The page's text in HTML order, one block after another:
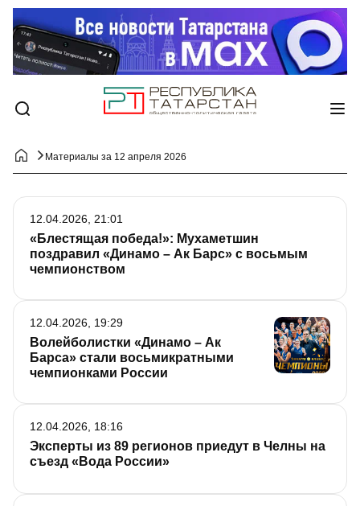
Материалы за 12 апреля 2026
«Блестящая победа!»: Мухаметшин
поздравил «Динамо – Ак Барс» с восьмым
чемпионством
12.04.2026, 21:01
Волейболистки «Динамо – Ак
Барса» стали восьмикратными
чемпионками России
12.04.2026, 19:29
Эксперты из 89 регионов приедут в Челны на
съезд «Вода России»
12.04.2026, 18:16